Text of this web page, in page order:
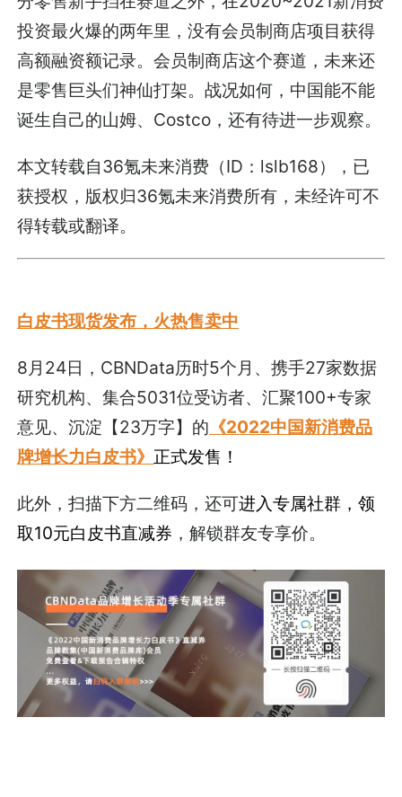
投资最火爆的两年里，没有会员制商店项目获得
高额融资额记录。会员制商店这个赛道，未来还
是零售巨头们神仙打架。战况如何，中国能不能
诞生自己的山姆、Costco，还有待进一步观察。
本文转载自36氪未来消费 （ID：lslb168），已
获授权，版权归36氪未来消费所有，未经许可不
得转载或翻译。
白皮书现货发布，火热售卖中
8月24日，CBNData历时5个月、携手27家数据
研究机构、集合5031位受访者、汇聚100+专家
意见、沉淀【23万字】的 《2022中国新消费品
牌增长力白皮书》 正式发售！
此外，扫描下方二维码，还可进入专属社群，领
取10元白皮书直减券 ，解锁群友专享价。